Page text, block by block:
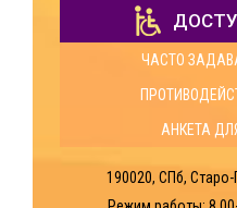
ЧАСТО
АНКЕТА
190020, СПб,